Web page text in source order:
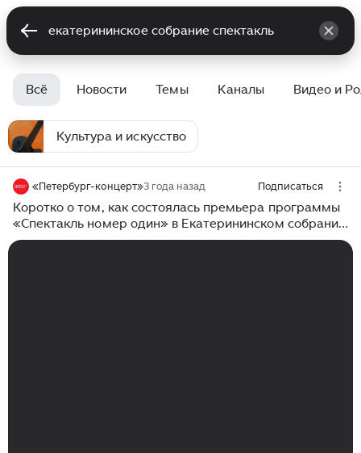
Всё Новости Темы Каналы Видео и
Культура и искусство
«Петербург-концерт»3 года назад Подписаться
Коротко о том, как состоялась премьера программы
«Спектакль номер один» в Екатерининском собрании
— Театр танца «Каннон данс» ✨ #ПетербургКонцерт